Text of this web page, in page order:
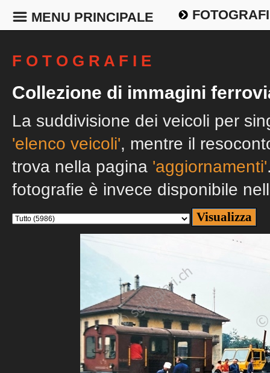
MENU PRINCIPALE
F O T O G R A F I E
Collezione di immagini
La suddivisione dei veicoli per
'elenco veicoli', mentre il
trova nella pagina 'aggiornamenti'
fotografie è invece disponibile